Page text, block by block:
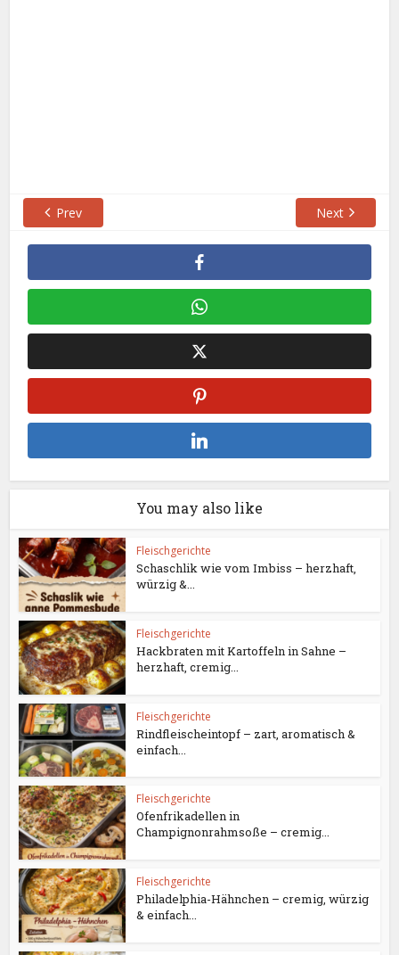
Prev Next
You may also like
Fleischgerichte
Schaschlik wie vom Imbiss – herzhaft,
würzig &...
Fleischgerichte
Hackbraten mit Kartoffeln in Sahne –
herzhaft, cremig...
Fleischgerichte
Rindfleischeintopf – zart, aromatisch &
einfach...
Fleischgerichte
Ofenfrikadellen in
Champignonrahmsoße – cremig...
Fleischgerichte
Philadelphia-Hähnchen – cremig, würzig
& einfach...